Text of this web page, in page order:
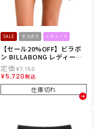
SALE ネコポス レディース
【セール20%OFF】ビラボ
ン BILLABONG レディース
ボードショーツ トランクス
DES TROPIQUES SHORT B
G013500 26SP
¥7,150
¥5,720税込
在庫切れ